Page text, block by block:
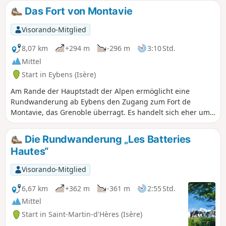
Das Fort von Montavie
Visorando-Mitglied
8,07 km
+294 m -296 m
3:10 Std.
Mittel
Start in Eybens (Isère)
Am Rande der Hauptstadt der Alpen ermöglicht eine
Rundwanderung ab Eybens den Zugang zum Fort de
Montavie, das Grenoble überragt. Es handelt sich eher um
einen Spaziergang als um eine Wanderung, der jedoch
einen bemerkenswerten Blick auf die drei Gebirgsmassive
bietet, die die Täler des Drac und der Isère umgeben:
Belledonne, Chartreuse und Vercors.
Die Rundwanderung „Les Batteries
Hautes“
Visorando-Mitglied
6,67 km
+362 m -361 m
2:55 Std.
Mittel
Start in Saint-Martin-d'Hères (Isère)